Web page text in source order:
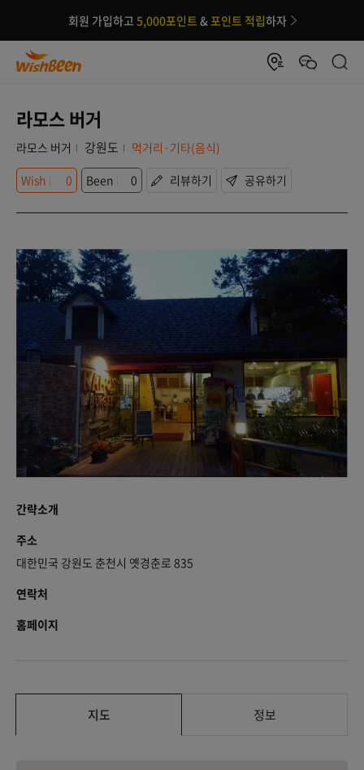
회원 가입하고 5,000포인트 &포인트 적립하자
라모스 버거
라모스 버거 강원도
먹거리·기타(음식)
Wish
0 Been 0 리뷰하기 공유하기
간략소개
주소
대한민국 강원도 춘천시 옛경춘로 835
연락처
홈페이지
지도 정보